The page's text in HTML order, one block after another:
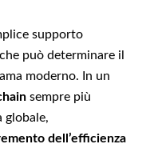
supporto
può determinare il
moderno. In un
sempre più
globale,
dell’efficienza